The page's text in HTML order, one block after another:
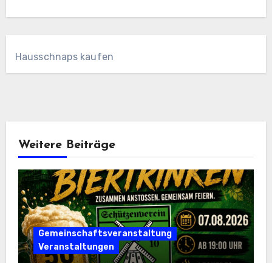
Hausschnaps kaufen
Weitere Beiträge
Gemeinschaftsveranstaltung
Veranstaltungen